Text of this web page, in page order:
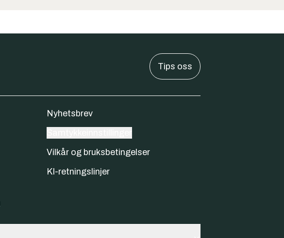
Tips oss
Nyhetsbrev
Vilkår og bruksbetingelser
KI-retningslinjer